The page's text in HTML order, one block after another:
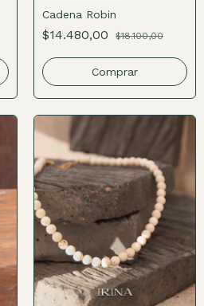
Cadena Robin
$14.480,00 $18.100,00
Comprar